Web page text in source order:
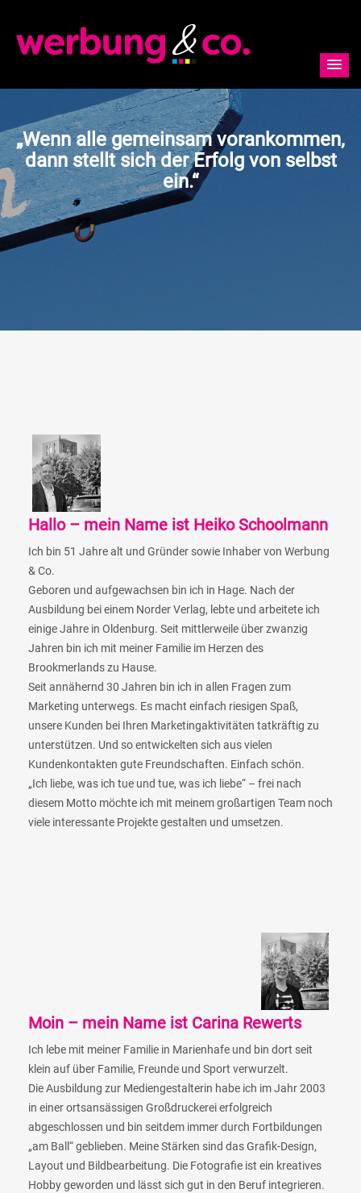
„Wenn alle gemeinsam vorankommen,
dann stellt sich der Erfolg von selbst
ein.“
Hallo – mein Name ist Heiko Schoolmann
Ich bin 51 Jahre alt und Gründer sowie Inhaber von Werbung
& Co.
Geboren und aufgewachsen bin ich in Hage. Nach der
Ausbildung bei einem Norder Verlag, lebte und arbeitete ich
einige Jahre in Oldenburg. Seit mittlerweile über zwanzig
Jahren bin ich mit meiner Familie im Herzen des
Brookmerlands zu Hause.
Seit annähernd 30 Jahren bin ich in allen Fragen zum
Marketing unterwegs. Es macht einfach riesigen Spaß,
unsere Kunden bei Ihren Marketingaktivitäten tatkräftig zu
unterstützen. Und so entwickelten sich aus vielen
Kundenkontakten gute Freundschaften. Einfach schön.
„Ich liebe, was ich tue und tue, was ich liebe“ – frei nach
diesem Motto möchte ich mit meinem großartigen Team noch
viele interessante Projekte gestalten und umsetzen.
Moin – mein Name ist Carina Rewerts
Ich lebe mit meiner Familie in Marienhafe und bin dort seit
klein auf über Familie, Freunde und Sport verwurzelt.
Die Ausbildung zur Mediengestalterin habe ich im Jahr 2003
in einer ortsansässigen Großdruckerei erfolgreich
abgeschlossen und bin seitdem immer durch Fortbildungen
„am Ball“ geblieben. Meine Stärken sind das Grafik-Design,
Layout und Bildbearbeitung. Die Fotografie ist ein kreatives
Hobby geworden und lässt sich gut in den Beruf integrieren.